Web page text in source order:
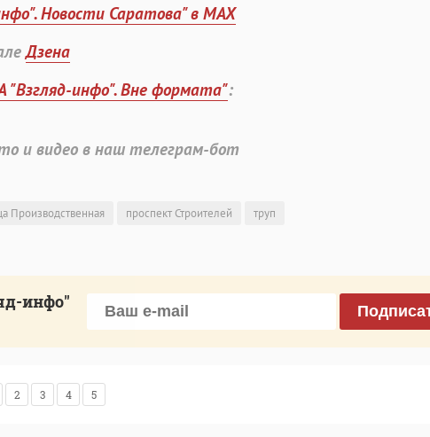
Новости Саратова" в MAX
Дзена
"Взгляд-инфо". Вне формата":
и видео в наш телеграм-бот
Производственная проспект Строителей
труп
инфо"
2 3 4 5